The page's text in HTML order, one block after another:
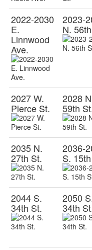
2022-2030
E.
Linnwood
Ave.
2023-
N.
2027 W.
Pierce St.
2028
59th
2035 N.
27th St.
2036-
S.
2044 S.
34th St.
2050
34th